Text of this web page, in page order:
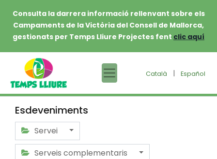
Consulta la darrera informació rellenvant sobre els
Campaments de la Victòria del Consell de Mallorca,
gestionats per Temps Lliure Projectes fent clic aquí
Català | Español
Esdeveniments
Servei
Serveis complementaris